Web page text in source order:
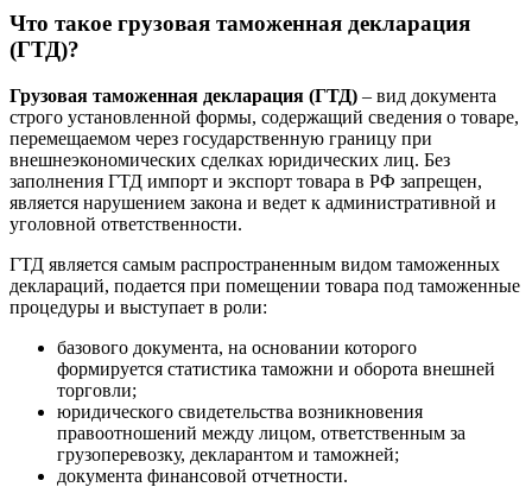
Что такое грузовая таможенная декларация
(ГТД)?
Грузовая таможенная декларация (ГТД) – вид документа
строго установленной формы, содержащий сведения о товаре,
перемещаемом через государственную границу при
внешнеэкономических сделках юридических лиц. Без
заполнения ГТД импорт и экспорт товара в РФ запрещен,
является нарушением закона и ведет к административной и
уголовной ответственности.
ГТД является самым распространенным видом таможенных
деклараций, подается при помещении товара под таможенные
процедуры и выступает в роли:
базового документа, на основании которого
формируется статистика таможни и оборота внешней
торговли;
юридического свидетельства возникновения
правоотношений между лицом, ответственным за
грузоперевозку, декларантом и таможней;
документа финансовой отчетности.